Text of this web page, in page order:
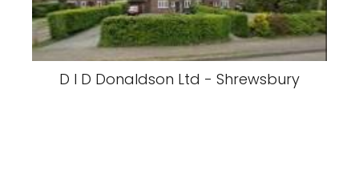
D I D Donaldson Ltd - Shrewsbury